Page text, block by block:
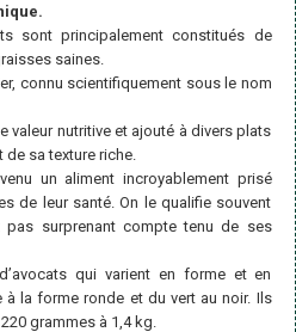
sont principalement constitués de
saines.
connu scientifiquement sous le nom
valeur nutritive et ajouté à divers plats
sa texture riche.
un aliment incroyablement prisé
de leur santé. On le qualifie souvent
pas surprenant compte tenu de ses
qui varient en forme et en
la forme ronde et du vert au noir. Ils
grammes à 1,4 kg.